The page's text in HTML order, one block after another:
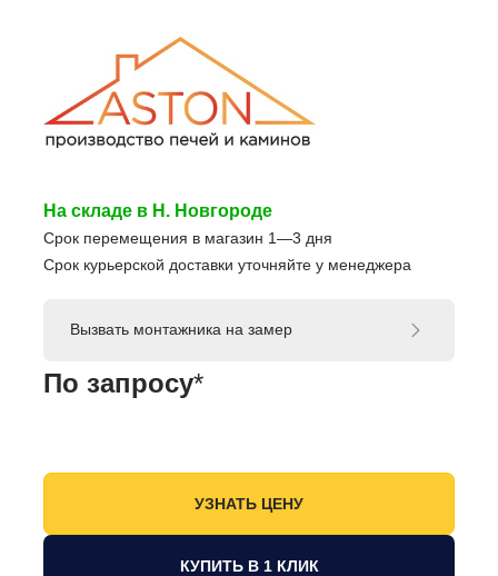
На складе в Н. Новгороде
Срок перемещения в магазин 1—3 дня
Срок курьерской доставки уточняйте у менеджера
По запросу*
Вызвать монтажника на замер
КУПИТЬ В 1 КЛИК